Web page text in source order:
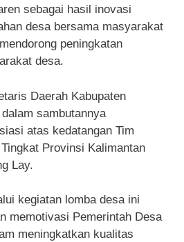
sebagai hasil inovasi
desa bersama masyarakat
peningkatan
desa.
Daerah Kabupaten
sambutannya
atas kedatangan Tim
Provinsi Kalimantan
Lay.
kegiatan lomba desa ini
memotivasi Pemerintah Desa
meningkatkan kualitas